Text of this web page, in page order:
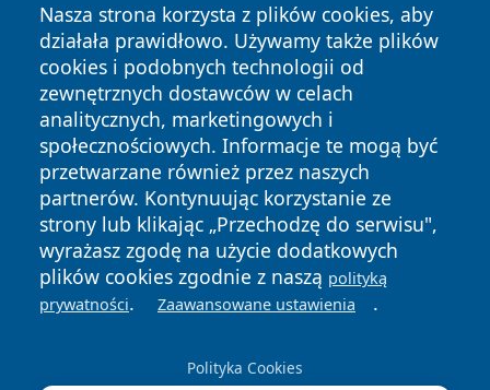
Nasza strona korzysta z plików cookies, aby
działała prawidłowo. Używamy także plików
cookies i podobnych technologii od
zewnętrznych dostawców w celach
analitycznych, marketingowych i
społecznościowych. Informacje te mogą być
przetwarzane również przez naszych
partnerów. Kontynuując korzystanie ze
strony lub klikając „Przechodzę do serwisu",
wyrażasz zgodę na użycie dodatkowych
plików cookies zgodnie z naszą polityką
prywatności. Zaawansowane ustawienia .
Polityka Cookies
Copyright © 2026 suwalkinews.pl Wszystkie prawa
zastrzeżone.
News Autorzy
Polityka
Prywatności
Polityka
Cookies